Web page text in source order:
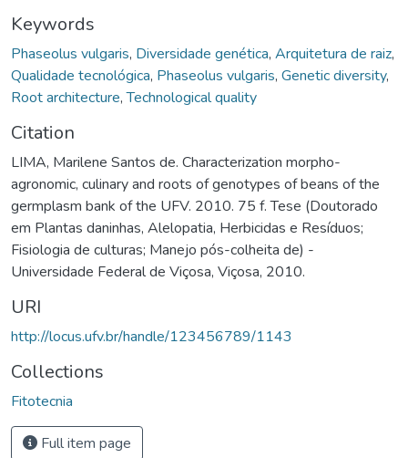
Keywords
Phaseolus vulgaris, Diversidade genética, Arquitetura de raiz,
Qualidade tecnológica, Phaseolus vulgaris, Genetic diversity,
Root architecture,Technological quality
Citation
LIMA, Marilene Santos de. Characterization morpho-
agronomic, culinary and roots of genotypes of beans of the
germplasm bank of the UFV. 2010. 75 f. Tese (Doutorado
em Plantas daninhas, Alelopatia, Herbicidas e Resíduos;
Fisiologia de culturas; Manejo pós-colheita de) -
Universidade Federal de Viçosa, Viçosa, 2010.
URI
http://locus.ufv.br/handle/123456789/1143
Collections
Fitotecnia
Full item page